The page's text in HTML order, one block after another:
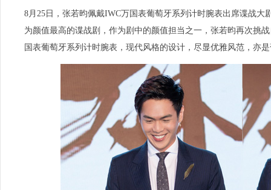
8月25日，张若昀佩戴IWC万国表葡萄牙系列计时腕表出席谍战
为颜值最高的谍战剧，作为剧中的颜值担当之一，张若昀再次挑
国表葡萄牙系列计时腕表，现代风格的设计，尽显优雅风范，亦